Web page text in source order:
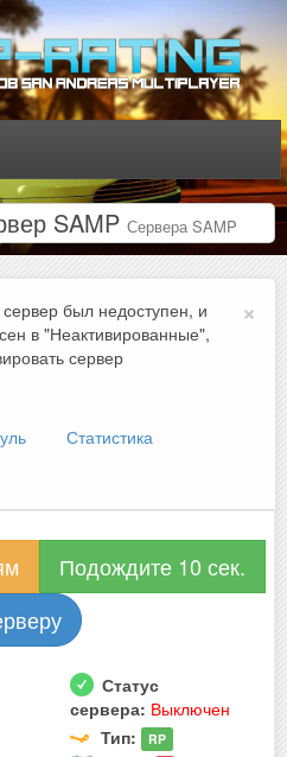
SAMP Сервера SAMP
×
был недоступен, и
в "Неактивированные",
сервер
Статистика
Подождите 10 сек.
Статус
сервера: Выключен
Тип: RP